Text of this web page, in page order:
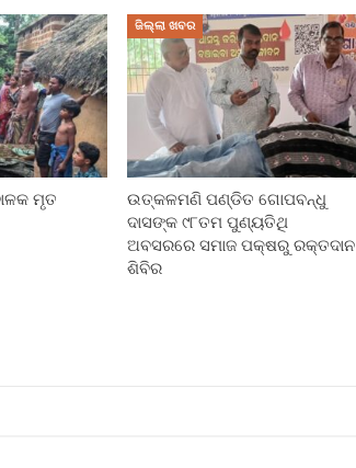
ମୃତ
ଜିଲ୍ଲା ଖବର
ଉତ୍କଳମଣି ପଣ୍ଡିତ ଗୋପବନ୍ଧୁ
ଦାସଙ୍କ ୯୮ତମ ପୁଣ୍ୟତିଥି
ଅବସରରେ ସମାଜ ପକ୍ଷରୁ ରକ୍ତଦାନ
ଶିବିର